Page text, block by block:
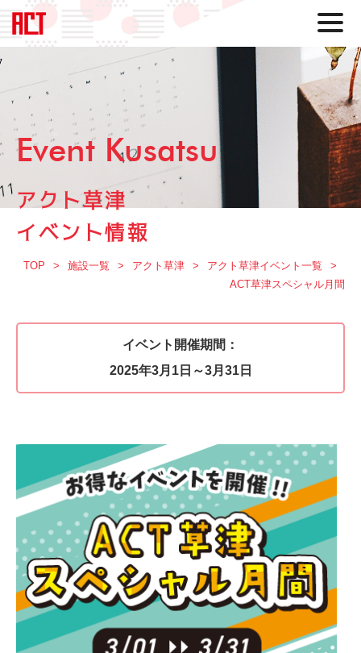
Event Kusatsu
アクト草津
イベント情報
TOP 施設一覧 アクト草津
アクト草津イベント一覧
ACT草津スペシャル月間
イベント開催期間：
2025年3月1日～3月31日